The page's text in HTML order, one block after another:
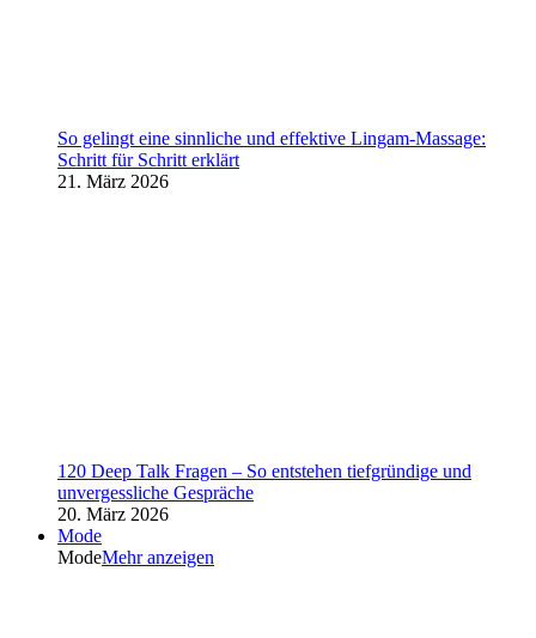
So gelingt eine sinnliche und effektive Lingam-Massage:
Schritt für Schritt erklärt
21. März 2026
120 Deep Talk Fragen – So entstehen tiefgründige und
unvergessliche Gespräche
20. März 2026
Mode
ModeMehr anzeigen